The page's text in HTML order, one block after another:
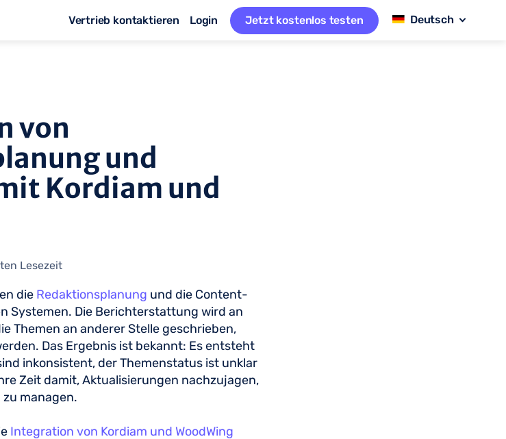
Vertrieb kontaktieren Login Jetzt kostenlos testen
von
und
Kordiam und
Lesezeit
die Redaktionsplanung und die Content-
Systemen. Die Berichterstattung wird an
Themen an anderer Stelle geschrieben,
Das Ergebnis ist bekannt: Es entsteht
inkonsistent, der Themenstatus ist unklar
Zeit damit, Aktualisierungen nachzujagen,
managen.
Integration von Kordiam und WoodWing